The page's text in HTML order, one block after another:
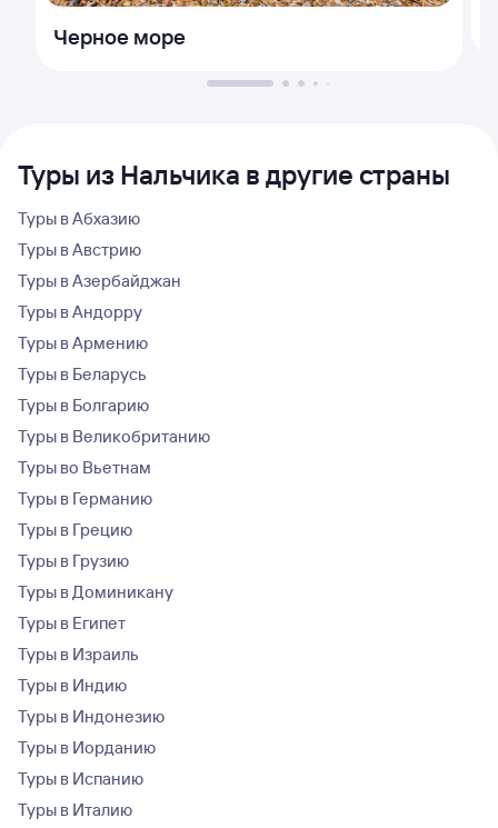
Черное море
Туры из Нальчика в другие страны
Туры в Абхазию
Туры в Австрию
Туры в Азербайджан
Туры в Андорру
Туры в Армению
Туры в Беларусь
Туры в Болгарию
Туры в Великобританию
Туры во Вьетнам
Туры в Германию
Туры в Грецию
Туры в Грузию
Туры в Доминикану
Туры в Египет
Туры в Израиль
Туры в Индию
Туры в Индонезию
Туры в Иорданию
Туры в Испанию
Туры в Италию